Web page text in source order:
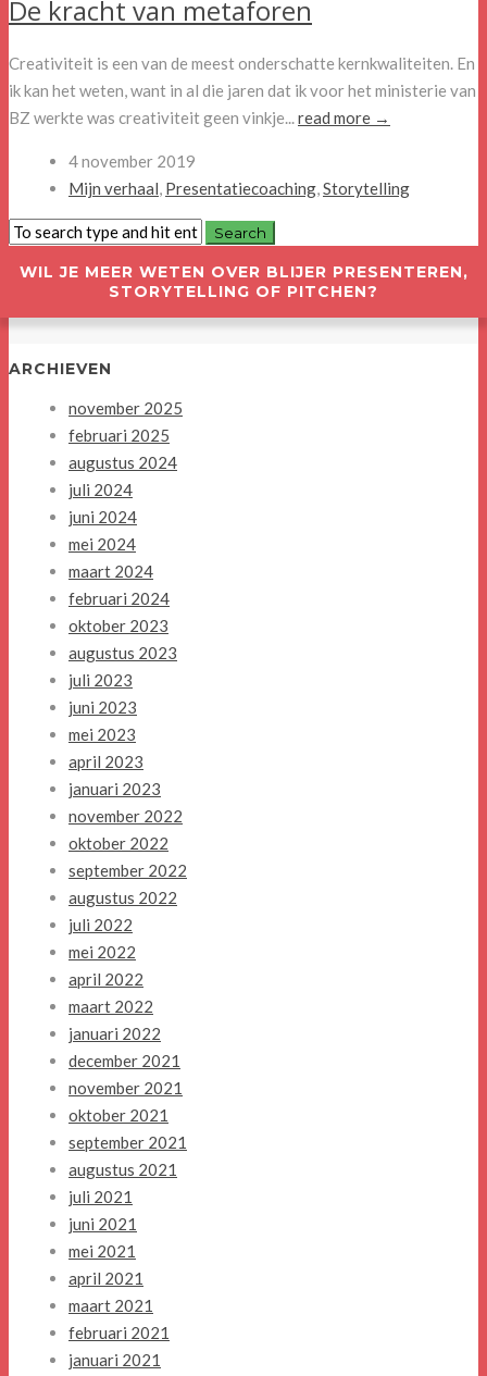
De kracht van metaforen
Creativiteit is een van de meest onderschatte kernkwaliteiten. En
ik kan het weten, want in al die jaren dat ik voor het ministerie van
BZ werkte was creativiteit geen vinkje...read more →
4 november 2019
Mijn verhaal, Presentatiecoaching,Storytelling
WIL JE MEER WETEN OVER BLIJER PRESENTEREN,
STORYTELLING OF PITCHEN?
ARCHIEVEN
november 2025
februari 2025
augustus 2024
juli 2024
juni 2024
mei 2024
maart 2024
februari 2024
oktober 2023
augustus 2023
juli 2023
juni 2023
mei 2023
april 2023
januari 2023
november 2022
oktober 2022
september 2022
augustus 2022
juli 2022
mei 2022
april 2022
maart 2022
januari 2022
december 2021
november 2021
oktober 2021
september 2021
augustus 2021
juli 2021
juni 2021
mei 2021
april 2021
maart 2021
februari 2021
januari 2021